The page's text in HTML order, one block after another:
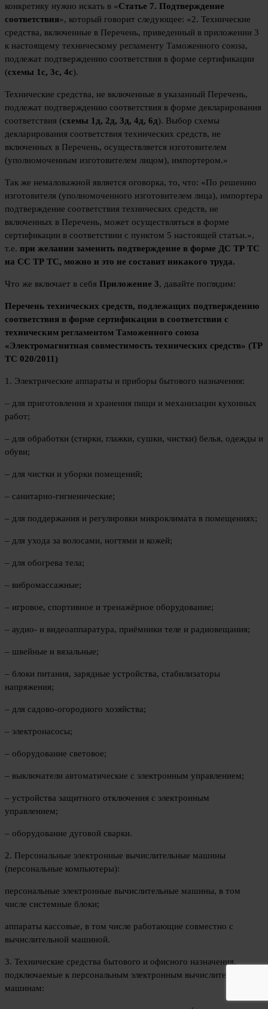
конкретику нужно искать в «Статье 7. Подтверждение
соответствия», который говорит следующее: «2. Технические
средства, включенные в Перечень, приведенный в приложении 3
к настоящему техническому регламенту Таможенного союза,
подлежат подтверждению соответствия в форме сертификации
(схемы 1с, 3с, 4с).
Технические средства, не включенные в указанный Перечень,
подлежат подтверждению соответствия в форме декларирования
соответствия (схемы 1д, 2д, 3д, 4д, 6д). Выбор схемы
декларирования соответствия технических средств, не
включенных в Перечень, осуществляется изготовителем
(уполномоченным изготовителем лицом), импортером.»
Так же немаловажной является оговорка, то, что: «По решению
изготовителя (уполномоченного изготовителем лица), импортера
подтверждение соответствия технических средств, не
включенных в Перечень, может осуществляться в форме
сертификации в соответствии с пунктом 5 настоящей статьи.»,
т.е. при желании заменить подтверждение в форме ДС ТР ТС
на СС ТР ТС, можно и это не составит никакого труда.
Что же включает в себя Приложение 3, давайте поглядим:
Перечень технических средств, подлежащих подтверждению
соответствия в форме сертификации в соответствии с
техническим регламентом Таможенного союза
«Электромагнитная совместимость технических средств» (ТР
ТС 020/2011)
1. Электрические аппараты и приборы бытового назначения:
– для приготовления и хранения пищи и механизации кухонных
работ;
– для обработки (стирки, глажки, сушки, чистки) белья, одежды и
обуви;
– для чистки и уборки помещений;
– санитарно-гигиенические;
– для поддержания и регулировки микроклимата в помещениях;
– для ухода за волосами, ногтями и кожей;
– для обогрева тела;
– вибромассажные;
– игровое, спортивное и тренажёрное оборудование;
– аудио- и видеоаппаратура, приёмники теле и радиовещания;
– швейные и вязальные;
– блоки питания, зарядные устройства, стабилизаторы
напряжения;
– для садово-огородного хозяйства;
– электронасосы;
– оборудование световое;
– выключатели автоматические с электронным управлением;
– устройства защитного отключения с электронным
управлением;
– оборудование дуговой сварки.
2. Персональные электронные вычислительные машины
(персональные компьютеры):
персональные электронные вычислительные машины, в том
числе системные блоки;
аппараты кассовые, в том числе работающие совместно с
вычислительной машиной.
3. Технические средства бытового и офисного назначения,
подключаемые к персональным электронным вычислительным
машинам: